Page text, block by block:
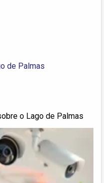
o Lago de Palmas